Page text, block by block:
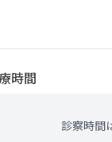
時間
診察時間